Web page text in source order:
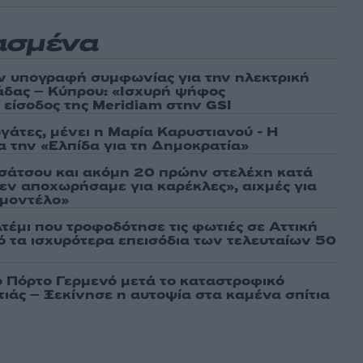
υπογραφή συμφωνίας για την ηλεκτρική
– Κύπρου: «Ισχυρή ψήφος
της Meridiam στην GSI
μένει η Μαρία Καρυστιανού - Η
την «Ελπίδα για τη Δημοκρατία»
και ακόμη 20 πρώην στελέχη κατά
αποχωρήσαμε για καρέκλες», αιχμές για
που τροφοδότησε τις φωτιές σε Αττική
τα ισχυρότερα επεισόδια των τελευταίων 50
Πόρτο Γερμενό μετά το καταστροφικό
– Ξεκίνησε η αυτοψία στα καμένα σπίτια